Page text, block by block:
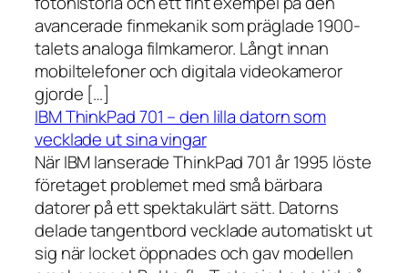
avancerade finmekanik som präglade 1900-
talets analoga filmkameror. Långt innan
mobiltelefoner och digitala videokameror
gjorde […]
IBM ThinkPad 701 – den lilla datorn som
vecklade ut sina vingar
När IBM lanserade ThinkPad 701 år 1995 löste
företaget problemet med små bärbara
datorer på ett spektakulärt sätt. Datorns
delade tangentbord vecklade automatiskt ut
sig när locket öppnades och gav modellen